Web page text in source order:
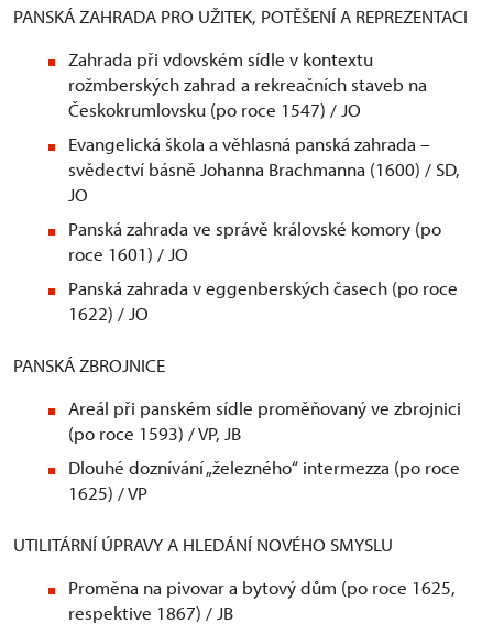
PANSKÁ ZAHRADA PRO UŽITEK, POTĚŠENÍ A REPREZENTACI
Zahrada při vdovském sídle v kontextu
rožmberských zahrad a rekreačních staveb na
Českokrumlovsku (po roce 1547) / JO
Evangelická škola a věhlasná panská zahrada –
svědectví básně Johanna Brachmanna (1600) / SD,
JO
Panská zahrada ve správě královské komory (po
roce 1601) / JO
Panská zahrada v eggenberských časech (po roce
1622) / JO
PANSKÁ ZBROJNICE
Areál při panském sídle proměňovaný ve zbrojnici
(po roce 1593) / VP, JB
Dlouhé doznívání „železného“ intermezza (po roce
1625) / VP
UTILITÁRNÍ ÚPRAVY A HLEDÁNÍ NOVÉHO SMYSLU
Proměna na pivovar a bytový dům (po roce 1625,
respektive 1867) / JB